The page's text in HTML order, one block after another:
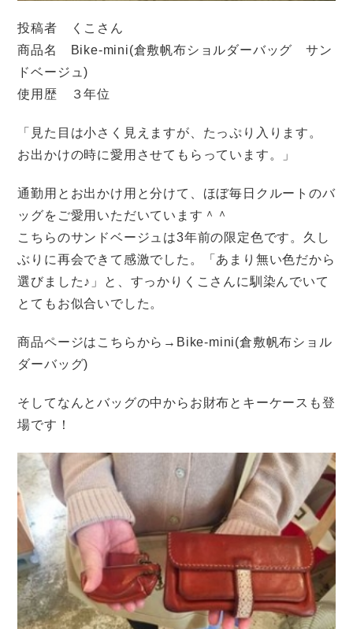
投稿者 くこさん
商品名 Bike-mini(倉敷帆布ショルダーバッグ サン
ドベージュ)
使用歴 ３年位
「見た目は小さく見えますが、たっぷり入ります。
お出かけの時に愛用させてもらっています。」
通勤用とお出かけ用と分けて、ほぼ毎日クルートのバ
ッグをご愛用いただいています＾＾
こちらのサンドベージュは3年前の限定色です。久し
ぶりに再会できて感激でした。「あまり無い色だから
選びました♪」と、すっかりくこさんに馴染んでいて
とてもお似合いでした。
商品ページはこちらから→Bike-mini(倉敷帆布ショル
ダーバッグ)
そしてなんとバッグの中からお財布とキーケースも登
場です！